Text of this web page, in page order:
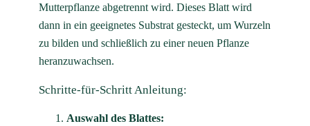
Mutterpflanze abgetrennt wird. Dieses Blatt wird
dann in ein geeignetes Substrat gesteckt, um Wurzeln
zu bilden und schließlich zu einer neuen Pflanze
heranzuwachsen.
Schritte-für-Schritt Anleitung:
Auswahl des Blattes: